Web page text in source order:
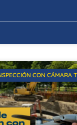
CON CÁMARA